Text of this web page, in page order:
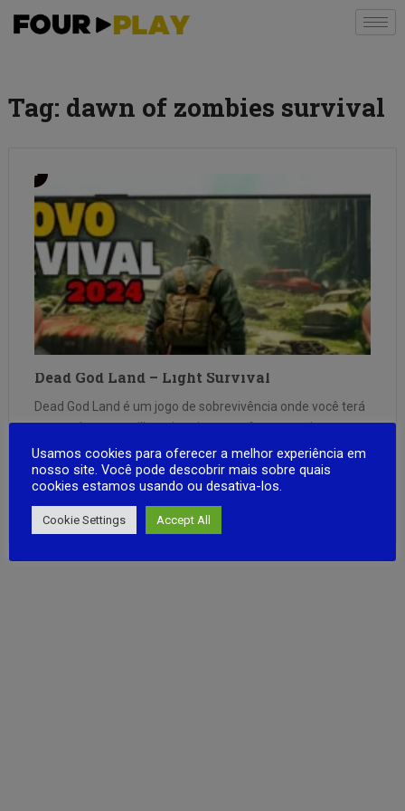
Tag: dawn of zombies survival
Dead God Land – Light Survival
Dead God Land é um jogo de sobrevivência onde você terá
que explorar uma ilha misteriosa e enfrentar muitos
perigos! Construa seu abrigo para se proteger de zumbis e
invasores. Crie e atualize suas armaduras e armas! Isso
tornará mais fácil para você sobreviver em um …
Usamos cookies para oferecer a melhor experiência em
nosso site. Você pode descobrir mais sobre quais
cookies estamos usando ou desativa-los.
Cookie Settings Accept All